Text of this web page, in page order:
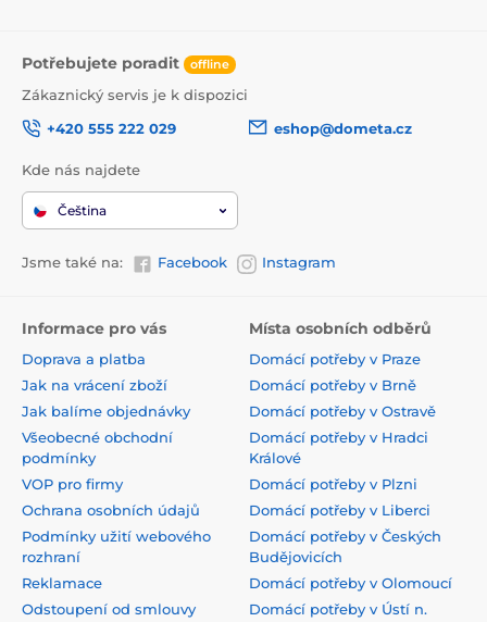
Potřebujete poradit offline
Zákaznický servis je k dispozici
+420 555 222 029
eshop@dometa.cz
Kde nás najdete
Čeština
Jsme také na: Facebook Instagram
Informace pro vás
Doprava a platba
Jak na vrácení zboží
Jak balíme objednávky
Všeobecné obchodní
podmínky
VOP pro firmy
Ochrana osobních údajů
Podmínky užití webového
rozhraní
Reklamace
Odstoupení od smlouvy
Místa osobních odběrů
Domácí potřeby v Praze
Domácí potřeby v Brně
Domácí potřeby v Ostravě
Domácí potřeby v Hradci
Králové
Domácí potřeby v Plzni
Domácí potřeby v Liberci
Domácí potřeby v Českých
Budějovicích
Domácí potřeby v Olomoucí
Domácí potřeby v Ústí n.